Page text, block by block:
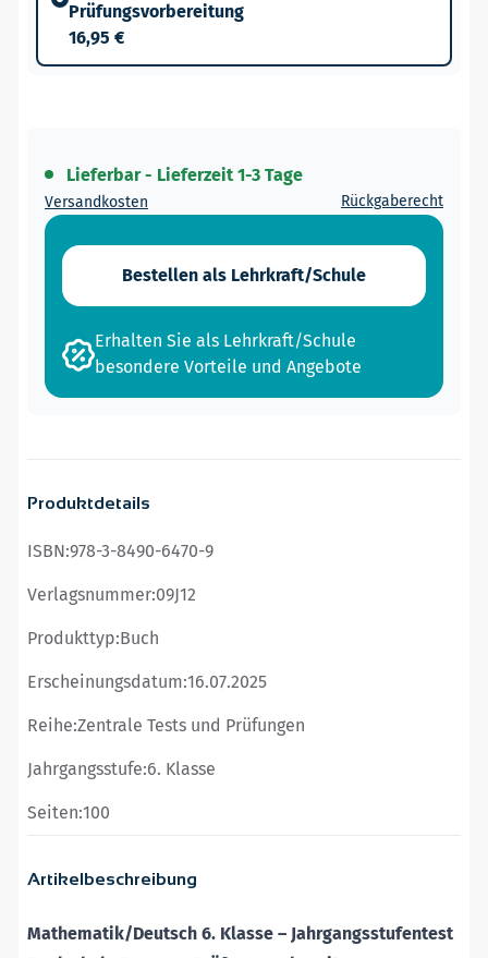
Prüfungsvorbereitung
16,95 €
Lieferbar - Lieferzeit 1-3 Tage
Versandkosten Rückgaberecht
Bestellen als Lehrkraft/Schule
Erhalten Sie als Lehrkraft/Schule
besondere Vorteile und Angebote
Artikelbeschreibung
Mathematik/Deutsch 6. Klasse – Jahrgangsstufentest
Produktdetails
ISBN:978-3-8490-6470-9
Verlagsnummer:09J12
Produkttyp:Buch
Erscheinungsdatum:16.07.2025
Reihe:Zentrale Tests und Prüfungen
Jahrgangsstufe:6. Klasse
Seiten:100